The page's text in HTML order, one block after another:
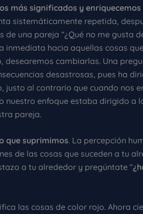
más significados y
sistemáticamente repetida,
una pareja “¿Qué no me gusta
inmediata hacia aquellas cosas
desearemos cambiarlas. Una
desastrosas, pues ha
justo al contrario que cuando nos
nuestro enfoque estaba dirigido a
pareja.
que suprimimos. La percepción
de las cosas que suceden a tu
a tu alrededor y pregúntate “
las cosas de color rojo. Ahora